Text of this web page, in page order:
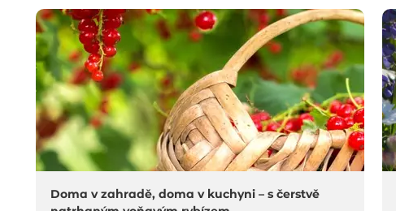
Doma v zahradě, doma v kuchyni – s čerstvě